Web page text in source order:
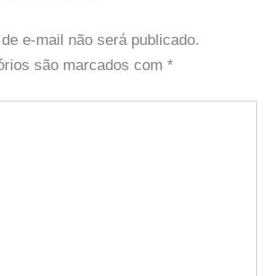
e-mail não será publicado.
são marcados com *